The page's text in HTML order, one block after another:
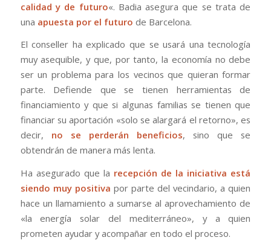
calidad y de futuro«. Badia asegura que se trata de
una apuesta por el futuro de Barcelona.
Elconseller ha explicado que se usará una tecnología
muy asequible, y que, por tanto, la economía no debe
ser un problema para los vecinos que quieran formar
parte. Defiende que se tienen herramientas de
financiamiento y que si algunas familias se tienen que
financiar su aportación «solo se alargará el retorno», es
decir, no se perderán beneficios, sino que se
obtendrán de manera más lenta.
Ha asegurado que la recepción de la iniciativa está
siendo muy positiva por parte del vecindario, a quien
hace un llamamiento a sumarse al aprovechamiento de
«la energía solar del mediterráneo», y a quien
prometen ayudar y acompañar en todo el proceso.